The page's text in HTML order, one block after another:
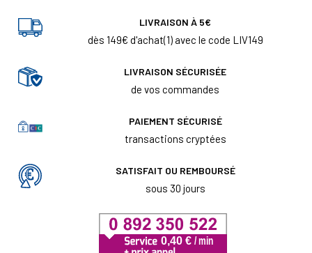
LIVRAISON À 5€
dès 149€ d'achat(1) avec le code LIV149
LIVRAISON SÉCURISÉE
de vos commandes
PAIEMENT SÉCURISÉ
transactions cryptées
SATISFAIT OU REMBOURSÉ
sous 30 jours